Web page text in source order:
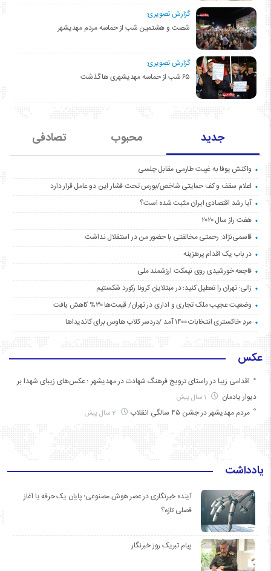
گزارش تصویری:
شصت و هشتمین شب از حماسه مردم مهدیشهر
گزارش تصویری:
۶۵ شب از حماسه مهدیشهری ها گذشت
جدید محبوب تصادفی
واکنش یوفا به غیبت طارمی مقابل چلسی
اعلام سقف و کف حمایتی شاخص/بورس تحت فشار این دو عامل قرار دارد
آیا رشد اقتصادی ایران مثبت شده است؟
هفت راز سال ۲۰۲۰
قاسمی‌نژاد: رحمتی مخالفتی با حضور من در استقلال نداشت
در باب یک اقدام پرهزینه
فاجعه خورشیدی روی نیمکت ارزشمند ملی
زالی: تهران را تعطیل کنید؛ در مبتلایان کرونا رکورد شکستیم
وضعیت عجیب ملک تجاری و اداری در تهران/ قیمت‌ها ۳۰% کاهش یافت
مردِ خاکستری انتخابات ۱۴۰۰ آمد /دردسر کلاب هاوس برای کاندیداها
عکس
اقدامی زیبا در راستای ترویج فرهنگ شهادت در مهدیشهر ؛ عکس‌های زیبای شهدا بر
دیوار یادمان
مردم مهدیشهر در جشن ۴۵ سالگیِ انقلاب
یادداشت
آینده خبرنگاری در عصر هوش مصنوعی؛ پایان یک حرفه یا آغاز
فصلی تازه؟
پیام تبریک روز خبرنگار